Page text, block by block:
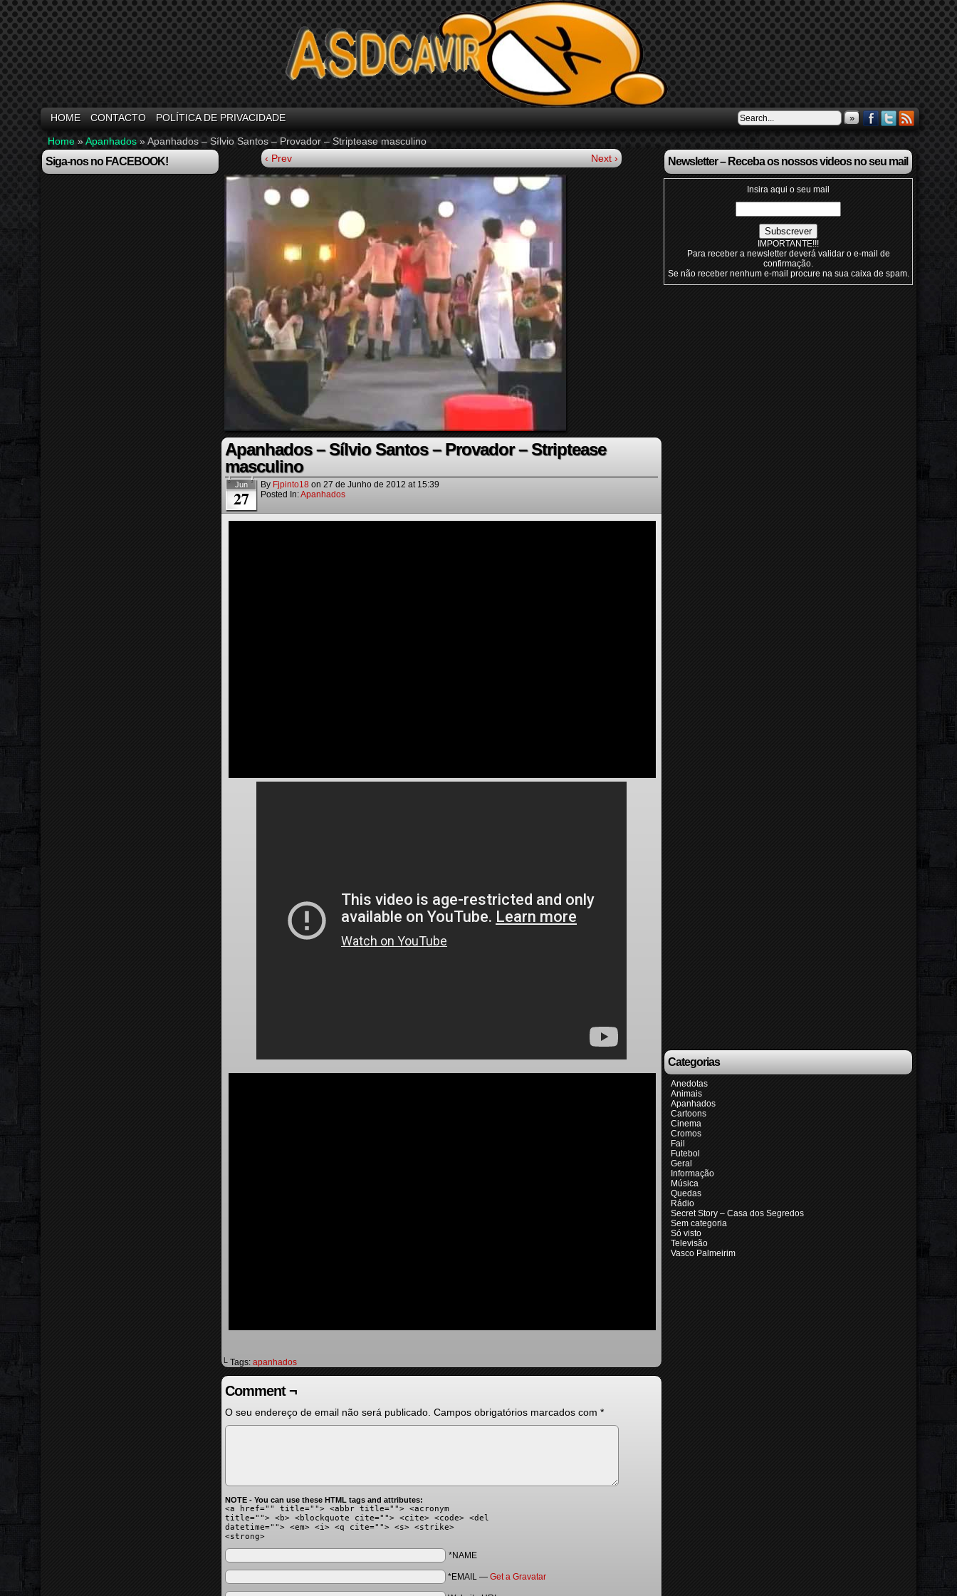
HOME CONTACTO POLÍTICA DE PRIVACIDADE »
Home »Apanhados »Apanhados – Sílvio Santos – Provador – Striptease masculino
Siga-nos no FACEBOOK! ‹ Prev Next ›
Apanhados – Sílvio Santos – Provador – Striptease
masculino
Jun
27
By Fjpinto18 on 27 de Junho de 2012 at 15:39
Posted In:Apanhados
└ Tags: apanhados
Comment ¬
O seu endereço de email não será publicado. Campos obrigatórios marcados com *
NOTE - You can use these HTML tags and attributes:
<a href="" title=""> <abbr title=""> <acronym
title=""> <b> <blockquote cite=""> <cite> <code> <del
datetime=""> <em> <i> <q cite=""> <s> <strike>
<strong>
*NAME
*EMAIL — Get a Gravatar
Newsletter – Receba os nossos videos no seu mail
Insira aqui o seu mail
IMPORTANTE!!!
Para receber a newsletter deverá validar o e-mail de
confirmação.
Se não receber nenhum e-mail procure na sua caixa de spam.
Categorias
Anedotas
Animais
Apanhados
Cartoons
Cinema
Cromos
Fail
Futebol
Geral
Informação
Música
Quedas
Rádio
Secret Story – Casa dos Segredos
Sem categoria
Só visto
Televisão
Vasco Palmeirim